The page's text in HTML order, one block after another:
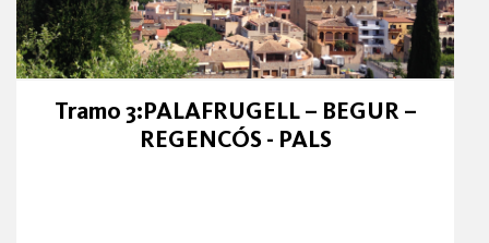
Tramo 3:PALAFRUGELL – BEGUR –
REGENCÓS - PALS